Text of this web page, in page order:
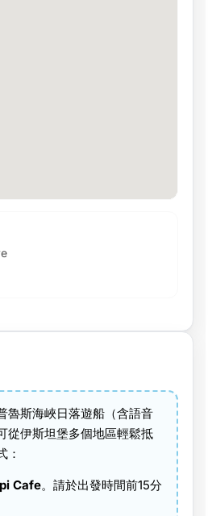
魯斯海峽日落遊船（含語音
從伊斯坦堡多個地區輕鬆抵
：
Cafe。請於出發時間前15分